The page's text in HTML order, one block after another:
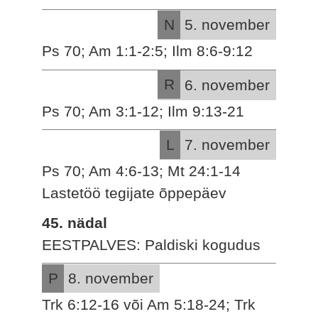
N
5. november
Ps 70; Am 1:1-2:5; Ilm 8:6-9:12
R
6. november
Ps 70; Am 3:1-12; Ilm 9:13-21
L
7. november
Ps 70; Am 4:6-13; Mt 24:1-14
Lastetöö tegijate õppepäev
45. nädal
EESTPALVES: Paldiski kogudus
P
8. november
Trk 6:12-16 või Am 5:18-24; Trk